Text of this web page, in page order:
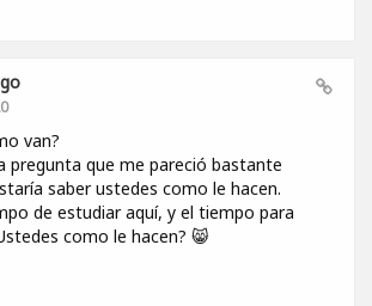
van?
pregunta que me pareció bastante
saber ustedes como le hacen.
de estudiar aquí, y el tiempo para
como le hacen? 😸